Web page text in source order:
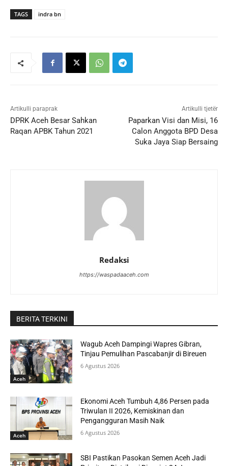
TAGS indra bn
Artikulli paraprak
DPRK Aceh Besar Sahkan
Raqan APBK Tahun 2021
Artikulli tjetër
Paparkan Visi dan Misi, 16
Calon Anggota BPD Desa
Suka Jaya Siap Bersaing
Redaksi
https://waspadaaceh.com
BERITA TERKINI
Aceh
Wagub Aceh Dampingi Wapres Gibran,
Tinjau Pemulihan Pascabanjir di Bireuen
6 Agustus 2026
Aceh
Ekonomi Aceh Tumbuh 4,86 Persen pada
Triwulan II 2026, Kemiskinan dan
Pengangguran Masih Naik
6 Agustus 2026
SBI Pastikan Pasokan Semen Aceh Jadi